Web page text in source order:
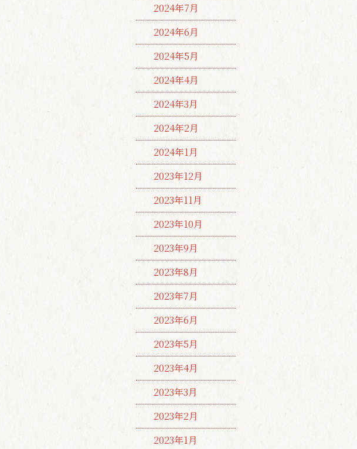
2024年7月
2024年6月
2024年5月
2024年4月
2024年3月
2024年2月
2024年1月
2023年12月
2023年11月
2023年10月
2023年9月
2023年8月
2023年7月
2023年6月
2023年5月
2023年4月
2023年3月
2023年2月
2023年1月